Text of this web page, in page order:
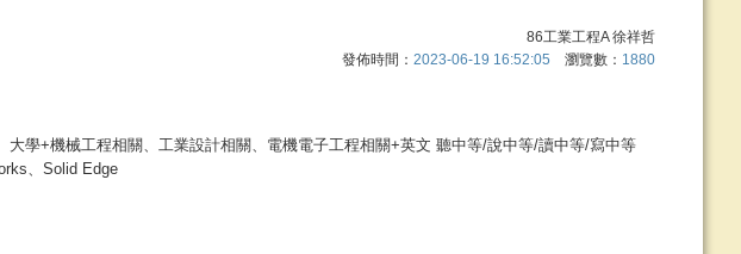
86工業工程A 徐祥哲
發佈時間： 2023-06-19 16:52:05 瀏覽數： 1880
學+機械工程相關、工業設計相關、電機電子工程相關+英文 聽中等/說中等/讀中等/寫中等
、Solid Edge